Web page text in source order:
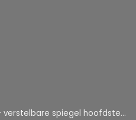
- veiligheidsspiegel - baby en kids - 19 x 30cm - 360 graden draaibaar - zwart